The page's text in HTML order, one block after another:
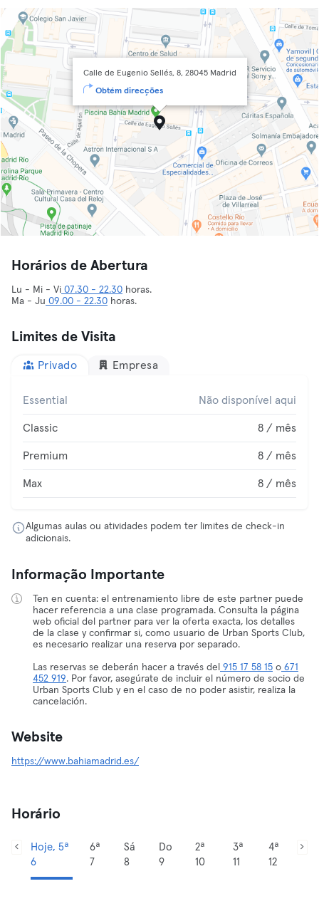
Calle de Eugenio Sellés, 8, 28045 Madrid
Obtém direcções
Horários de Abertura
Lu - Mi - Vi 07.30 - 22.30 horas.
Ma - Ju 09.00 - 22.30 horas.
Limites de Visita
Privado Empresa
Essential Não disponível aqui
Classic 8 / mês
Premium 8 / mês
Max 8 / mês
Algumas aulas ou atividades podem ter limites de check-in
adicionais.
Informação Importante
Ten en cuenta: el entrenamiento libre de este partner puede
hacer referencia a una clase programada. Consulta la página
web oficial del partner para ver la oferta exacta, los detalles
de la clase y confirmar si, como usuario de Urban Sports Club,
es necesario realizar una reserva por separado.
Las reservas se deberán hacer a través del 915 17 58 15 o 671
452 919. Por favor, asegúrate de incluir el número de socio de
Urban Sports Club y en el caso de no poder asistir, realiza la
cancelación.
Website
https://www.bahiamadrid.es/
Horário
Hoje, 5ª
6
6ª
7
Sá
8
Do
9
2ª
10
3ª
11
4ª
12